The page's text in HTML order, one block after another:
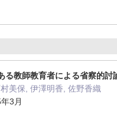
る教師教育者による省察的
美保, 伊澤明香, 佐野香織
3月